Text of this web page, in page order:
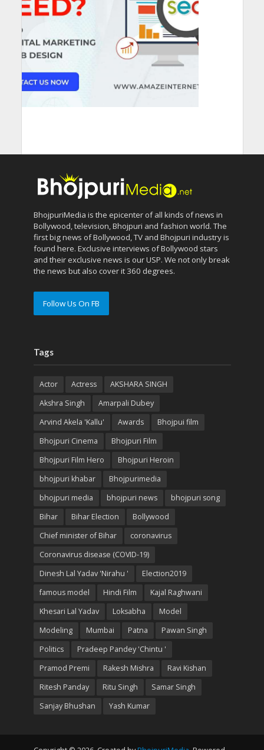
BhojpuriMedia is the epicenter of all kinds of news in
Bollywood, television, Bhojpuri and fashion world. The
first big news of Bollywood, TV and Bhojpuri industry is
found here. Exclusive interviews of Bollywood stars
and their exclusive news is our USP. We not only break
the news but also cover it 360 degrees.
Follow Us On FB
Tags
Actor Actress
AKSHARA SINGH
Akshra Singh
Amarpali Dubey
Arvind Akela 'Kallu'
Awards
Bhojpui film
Bhojpuri Cinema
Bhojpuri Film
Bhojpuri Film Hero
Bhojpuri Heroin
bhojpuri khabar
Bhojpurimedia
bhojpuri media
bhojpuri news
bhojpuri song
Bihar
Bihar Election
Bollywood
Chief minister of Bihar
coronavirus
Coronavirus disease (COVID-19)
Dinesh Lal Yadav 'Nirahu '
Election2019
famous model
Hindi Film
Kajal Raghwani
Khesari Lal Yadav
Loksabha
Model
Modeling
Mumbai Patna
Pawan Singh
Politics
Pradeep Pandey 'Chintu '
Pramod Premi
Rakesh Mishra
Ravi Kishan
Ritesh Panday
Ritu Singh
Samar Singh
Sanjay Bhushan
Yash Kumar